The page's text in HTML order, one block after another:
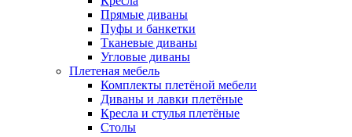
Прямые диваны
Пуфы и банкетки
Тканевые диваны
Угловые диваны
Плетеная мебель
Комплекты плетёной мебели
Диваны и лавки плетёные
Кресла и стулья плетёные
Столы